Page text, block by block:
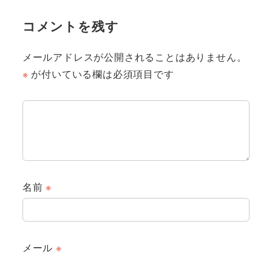
コメントを残す
メールアドレスが公開されることはありません。
※ が付いている欄は必須項目です
名前※
メール ※